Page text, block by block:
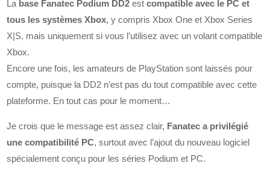
La base Fanatec Podium DD2 estcompatible avec le PC et
tous les systèmes Xbox, y compris Xbox One et Xbox Series
X|S, mais uniquement si vous l’utilisez avec un volant compatible
Xbox.
Encore une fois, les amateurs de PlayStation sont laissés pour
compte, puisque la DD2 n’est pas du tout compatible avec cette
plateforme. En tout cas pour le moment…
Je crois que le message est assez clair, Fanatec a privilégié
une compatibilité PC, surtout avec l’ajout du nouveau logiciel
spécialement conçu pour les séries Podium et PC.